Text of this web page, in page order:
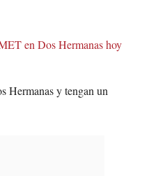
en Dos Hermanas hoy
Hermanas y tengan un